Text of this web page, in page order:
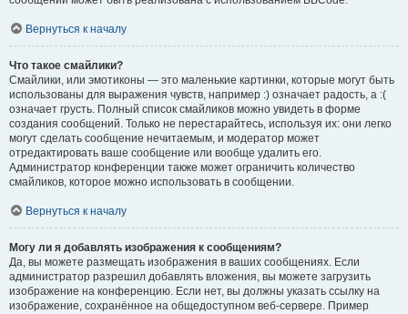
Вернуться к началу
Что такое смайлики?
Смайлики, или эмотиконы — это маленькие картинки, которые могут быть
использованы для выражения чувств, например :) означает радость, а :(
означает грусть. Полный список смайликов можно увидеть в форме
создания сообщений. Только не перестарайтесь, используя их: они легко
могут сделать сообщение нечитаемым, и модератор может
отредактировать ваше сообщение или вообще удалить его.
Администратор конференции также может ограничить количество
смайликов, которое можно использовать в сообщении.
Вернуться к началу
Могу ли я добавлять изображения к сообщениям?
Да, вы можете размещать изображения в ваших сообщениях. Если
администратор разрешил добавлять вложения, вы можете загрузить
изображение на конференцию. Если нет, вы должны указать ссылку на
изображение, сохранённое на общедоступном веб-сервере. Пример